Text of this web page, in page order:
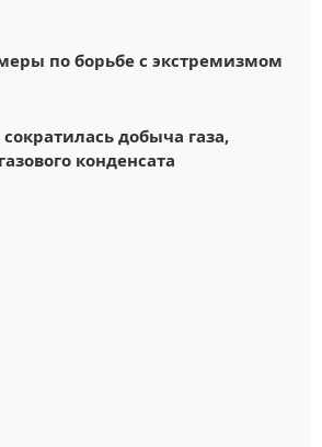
по борьбе с экстремизмом
добыча газа,
конденсата